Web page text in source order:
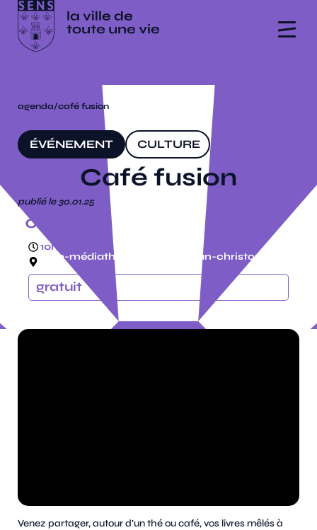
agenda/café fusion
ÉVÉNEMENT CULTURE
Café fusion
publié le 30.01.25
07.12.24
10h
ludo-médiathèque, espace jean-christophe
gratuit
Venez partager, autour d’un thé ou café, vos livres mêlés à